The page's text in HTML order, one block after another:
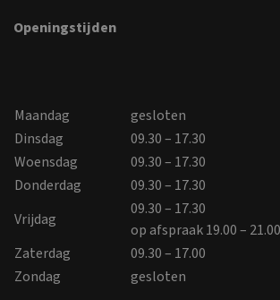
Openingstijden
Maandag
gesloten
Dinsdag
09.30 – 17.30
Woensdag
09.30 – 17.30
Donderdag
09.30 – 17.30
Vrijdag
09.30 – 17.30
op afspraak 19.00 – 21.00
Zaterdag
09.30 – 17.00
Zondag
gesloten